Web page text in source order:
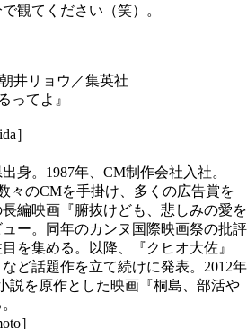
観てください（笑）。
井リョウ／集英社
ってよ』
］
身。1987年、CM制作会社入社。
々のCMを手掛け、多くの広告賞を
編映画『腑抜けども、悲しみの愛を
ー。同年のカンヌ国際映画祭の批評
を集める。以降、『クヒオ大佐』
など話題作を立て続けに発表。2012年
説を原作とした映画『桐島、部活や
］